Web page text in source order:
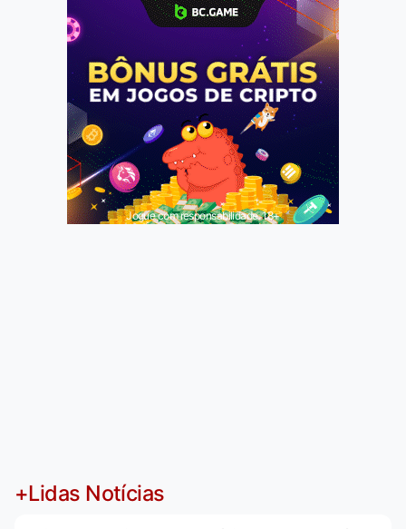
Jogue com responsabilidade. 18+
+Lidas Notícias